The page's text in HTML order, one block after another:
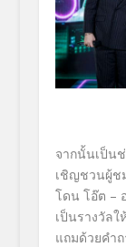
จากนั้นเป็น
เชิญชวนผู้ช
โดน โอ๊ต –
เป็นรางวัล
แถมด้วยคำ